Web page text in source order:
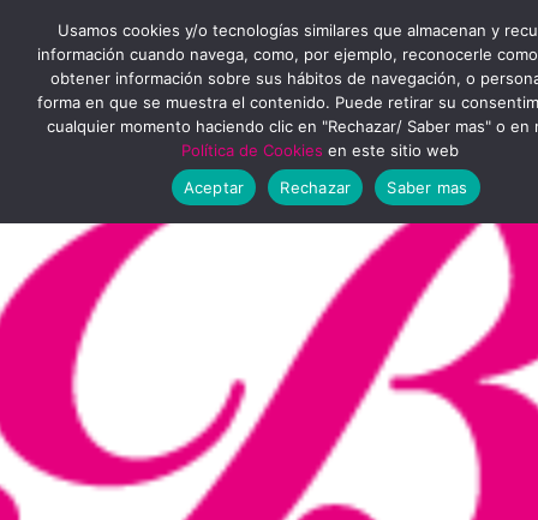
contenido
MENÚ
PRINCIPAL
Usamos cookies y/o tecnologías similares que almacenan y
información cuando navega, como, por ejemplo, reconocerle
obtener información sobre sus hábitos de navegación, o
forma en que se muestra el contenido. Puede retirar su
cualquier momento haciendo clic en "Rechazar/ Saber mas" o en
Política de Cookies en este sitio web
Aceptar
Rechazar Saber mas